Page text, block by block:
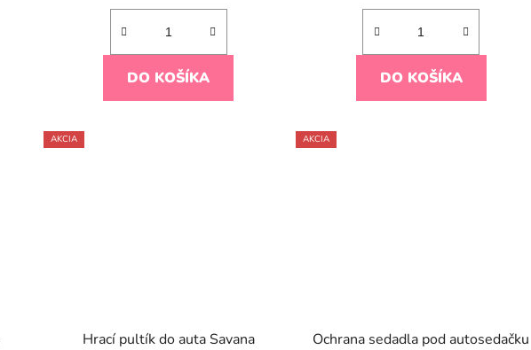
DO KOŠÍKA DO KOŠÍKA
AKCIA
Hrací pultík do auta Savana
AKCIA
Ochrana sedadla pod autosedačku